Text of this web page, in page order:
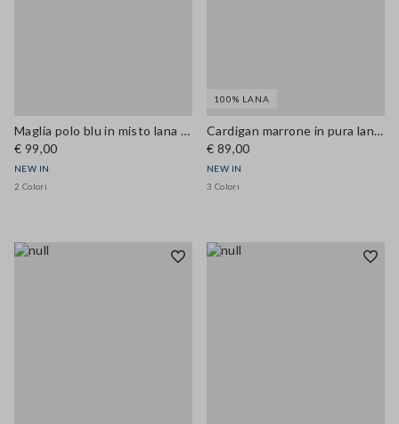
Maglia polo blu in misto lana e cashmere regular fit
€ 99,00
NEW IN
2 Colori
100% LANA
Cardigan marrone in pura lana a girocollo regular fit
€ 89,00
NEW IN
3 Colori